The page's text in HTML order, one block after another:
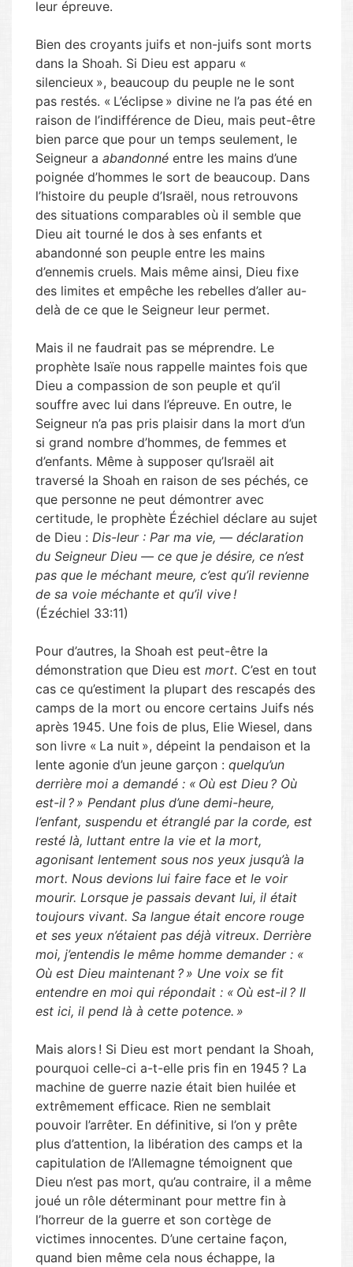
leur épreuve.
Bien des croyants juifs et non-juifs sont morts
dans la Shoah. Si Dieu est apparu «
silencieux », beaucoup du peuple ne le sont
pas restés. « L’éclipse » divine ne l’a pas été en
raison de l’indifférence de Dieu, mais peut-être
bien parce que pour un temps seulement, le
Seigneur a abandonné entre les mains d’une
poignée d’hommes le sort de beaucoup. Dans
l’histoire du peuple d’Israël, nous retrouvons
des situations comparables où il semble que
Dieu ait tourné le dos à ses enfants et
abandonné son peuple entre les mains
d’ennemis cruels. Mais même ainsi, Dieu fixe
des limites et empêche les rebelles d’aller au-
delà de ce que le Seigneur leur permet.
Mais il ne faudrait pas se méprendre. Le
prophète Isaïe nous rappelle maintes fois que
Dieu a compassion de son peuple et qu’il
souffre avec lui dans l’épreuve. En outre, le
Seigneur n’a pas pris plaisir dans la mort d’un
si grand nombre d’hommes, de femmes et
d’enfants. Même à supposer qu’Israël ait
traversé la Shoah en raison de ses péchés, ce
que personne ne peut démontrer avec
certitude, le prophète Ézéchiel déclare au sujet
de Dieu : Dis-leur : Par ma vie, — déclaration
du Seigneur Dieu — ce que je désire, ce n’est
pas que le méchant meure, c’est qu’il revienne
de sa voie méchante et qu’il vive !
(Ézéchiel 33:11)
Pour d’autres, la Shoah est peut-être la
démonstration que Dieu est mort. C’est en tout
cas ce qu’estiment la plupart des rescapés des
camps de la mort ou encore certains Juifs nés
après 1945. Une fois de plus, Elie Wiesel, dans
son livre « La nuit », dépeint la pendaison et la
lente agonie d’un jeune garçon : quelqu’un
derrière moi a demandé : « Où est Dieu ? Où
est-il ? » Pendant plus d’une demi-heure,
l’enfant, suspendu et étranglé par la corde, est
resté là, luttant entre la vie et la mort,
agonisant lentement sous nos yeux jusqu’à la
mort. Nous devions lui faire face et le voir
mourir. Lorsque je passais devant lui, il était
toujours vivant. Sa langue était encore rouge
et ses yeux n’étaient pas déjà vitreux. Derrière
moi, j’entendis le même homme demander : «
Où est Dieu maintenant ? » Une voix se fit
entendre en moi qui répondait : « Où est-il ? Il
est ici, il pend là à cette potence. »
Mais alors ! Si Dieu est mort pendant la Shoah,
pourquoi celle-ci a-t-elle pris fin en 1945 ? La
machine de guerre nazie était bien huilée et
extrêmement efficace. Rien ne semblait
pouvoir l’arrêter. En définitive, si l’on y prête
plus d’attention, la libération des camps et la
capitulation de l’Allemagne témoignent que
Dieu n’est pas mort, qu’au contraire, il a même
joué un rôle déterminant pour mettre fin à
l’horreur de la guerre et son cortège de
victimes innocentes. D’une certaine façon,
quand bien même cela nous échappe, la